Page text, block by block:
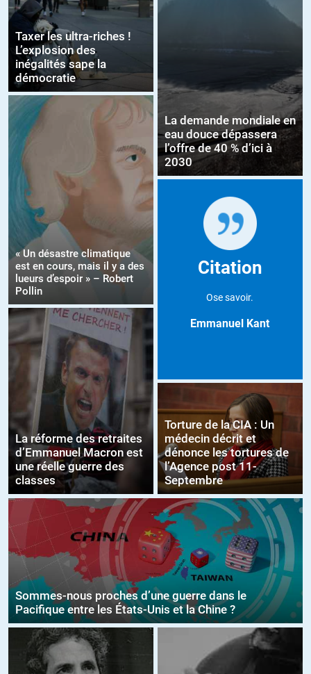
Taxer les ultra-riches !
L’explosion des
inégalités sape la
démocratie
« Un désastre climatique
est en cours, mais il y a des
lueurs d’espoir » – Robert
Pollin
La réforme des retraites
d’Emmanuel Macron est
une réelle guerre des
classes
La demande mondiale en
eau douce dépassera
l’offre de 40 % d’ici à
2030
Citation
Ose savoir.
Emmanuel Kant
Torture de la CIA : Un
médecin décrit et
dénonce les tortures de
l’Agence post 11-
Septembre
Sommes-nous proches d’une guerre dans le
Pacifique entre les États-Unis et la Chine ?